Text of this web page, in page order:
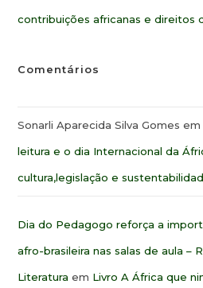
contribuições africanas e direitos
Comentários
Sonarli Aparecida Silva Gomes em
leitura e o dia Internacional da
cultura,legislação e
Dia do Pedagogo reforça a
afro-brasileira nas salas de aula –
Literatura em Livro A África que